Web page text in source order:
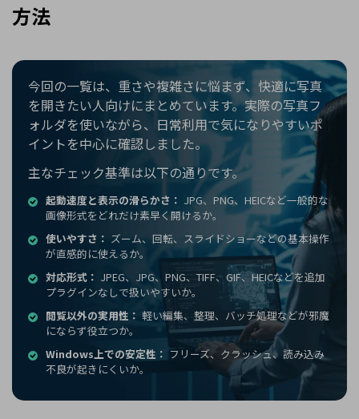
方法
今回の一覧は、重さや複雑さに悩まず、快適に写真
を開きたい人向けにまとめています。実際の写真フ
ォルダを使いながら、日常利用で気になりやすいポ
イントを中心に確認しました。
主なチェック基準は以下の通りです。
起動速度と表示の滑らかさ： JPG、PNG、HEICなど一般的な
画像形式をどれだけ素早く開けるか。
使いやすさ： ズーム、回転、スライドショーなどの基本操作
が直感的に使えるか。
対応形式： JPEG、JPG、PNG、TIFF、GIF、HEICなどを追加
プラグインなしで扱いやすいか。
閲覧以外の実用性： 軽い編集、整理、バッチ処理などが邪魔
にならず役立つか。
Windows上での安定性： フリーズ、クラッシュ、読み込み
不良が起きにくいか。